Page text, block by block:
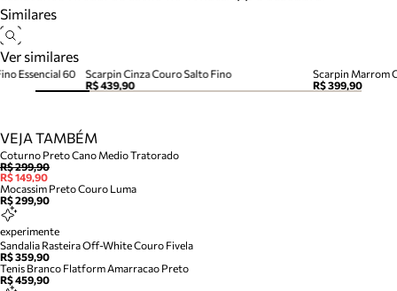
Similares
Ver similares
Scarpin Cinza Couro Salto Fino
R$ 439,90
Scarpin Marrom
R$ 399,90
Essencial 60
VEJA TAMBÉM
Coturno Preto Cano Medio Tratorado
R$ 299,90
R$ 149,90
Mocassim Preto Couro Luma
R$ 299,90
experimente
Sandalia Rasteira Off-White Couro Fivela
R$ 359,90
Tenis Branco Flatform Amarracao Preto
R$ 459,90